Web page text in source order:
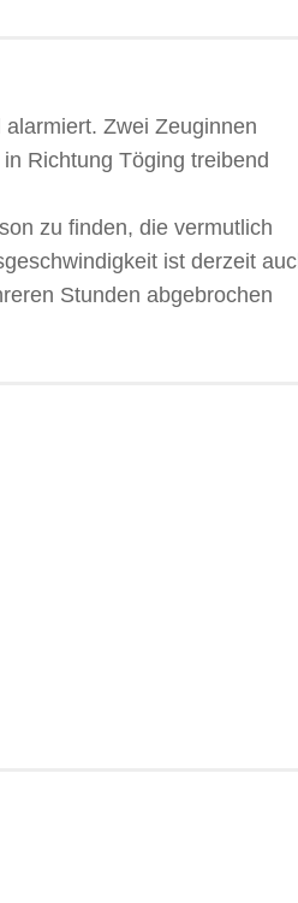
Zwei Zeuginnen
Richtung Töging treibend
zu finden, die vermutlich
ist derzeit
Stunden abgebrochen